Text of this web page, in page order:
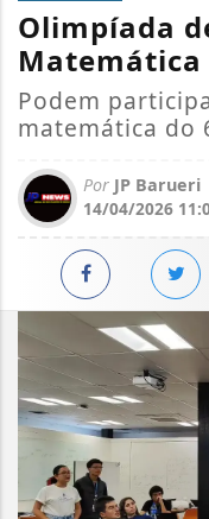
Olimpíada
Matemática
Podem
matemática do
Por JP Barueri
14/04/2026